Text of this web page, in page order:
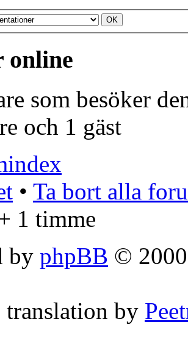
online
som besöker
och 1 gäst
• Ta bort alla
1 timme
by phpBB ©
translation by